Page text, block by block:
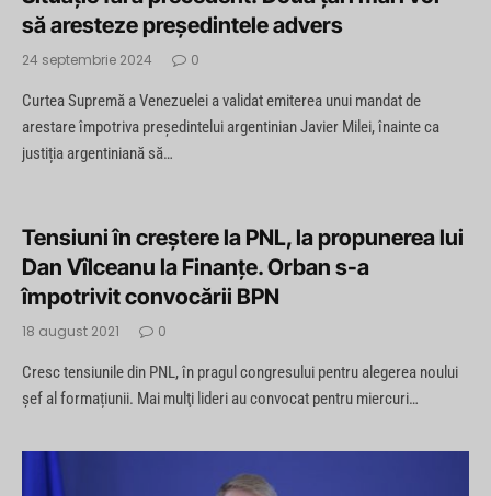
să aresteze președintele advers
24 septembrie 2024 0
Curtea Supremă a Venezuelei a validat emiterea unui mandat de
arestare împotriva președintelui argentinian Javier Milei, înainte ca
justiția argentiniană să…
Tensiuni în creștere la PNL, la propunerea lui
Dan Vîlceanu la Finanțe. Orban s-a
împotrivit convocării BPN
18 august 2021 0
Cresc tensiunile din PNL, în pragul congresului pentru alegerea noului
şef al formațiunii. Mai mulţi lideri au convocat pentru miercuri…